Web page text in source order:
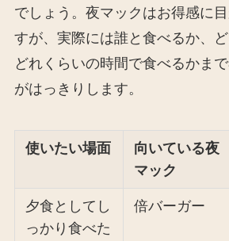
でしょう。夜マックはお得感に
すが、実際には誰と食べるか、ど
どれくらいの時間で食べるかま
がはっきりします。
使いたい場面
向いている夜
マック
夕食としてし
っかり食べた
倍バーガー